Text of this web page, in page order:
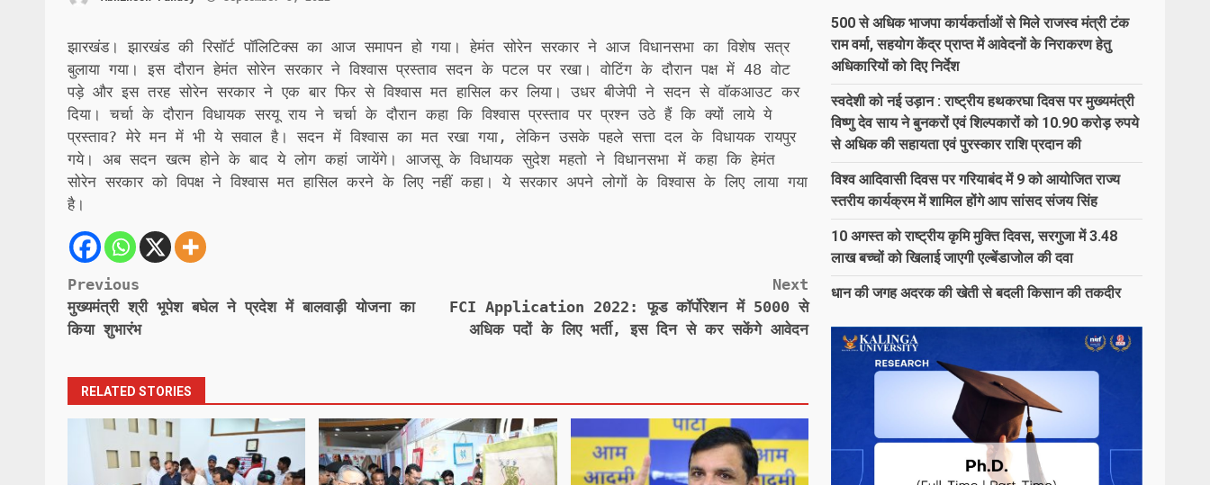
झारखंड। झारखंड की रिसॉर्ट पॉलिटिक्स का आज समापन हो गया। हेमंत सोरेन सरकार ने आज विधानसभा का विशेष सत्र
बुलाया गया। इस दौरान हेमंत सोरेन सरकार ने विश्वास प्रस्ताव सदन के पटल पर रखा। वोटिंग के दौरान पक्ष में 48 वोट
पड़े और इस तरह सोरेन सरकार ने एक बार फिर से विश्वास मत हासिल कर लिया। उधर बीजेपी ने सदन से वॉकआउट कर
दिया। चर्चा के दौरान विधायक सरयू राय ने चर्चा के दौरान कहा कि विश्वास प्रस्ताव पर प्रश्न उठे हैं कि क्यों लाये ये
प्रस्ताव? मेरे मन में भी ये सवाल है। सदन में विश्वास का मत रखा गया, लेकिन उसके पहले सत्ता दल के विधायक रायपुर
गये। अब सदन खत्म होने के बाद ये लोग कहां जायेंगे। आजसू के विधायक सुदेश महतो ने विधानसभा में कहा कि हेमंत
सोरेन सरकार को विपक्ष ने विश्वास मत हासिल करने के लिए नहीं कहा। ये सरकार अपने लोगों के विश्वास के लिए लाया गया
है।
Post
navigation
Previous
मुख्यमंत्री श्री भूपेश बघेल ने प्रदेश में बालवाड़ी योजना का
किया शुभारंभ
Next
FCI Application 2022: फूड कॉर्पोरेशन में 5000 से
अधिक पदों के लिए भर्ती, इस दिन से कर सकेंगे आवेदन
RELATED STORIES
500 से अधिक भाजपा कार्यकर्ताओं से मिले राजस्व मंत्री टंक
राम वर्मा, सहयोग केंद्र प्राप्त में आवेदनों के निराकरण हेतु
अधिकारियों को दिए निर्देश
स्वदेशी को नई उड़ान : राष्ट्रीय हथकरघा दिवस पर मुख्यमंत्री
विष्णु देव साय ने बुनकरों एवं शिल्पकारों को 10.90 करोड़ रुपये
से अधिक की सहायता एवं पुरस्कार राशि प्रदान की
विश्व आदिवासी दिवस पर गरियाबंद में 9 को आयोजित राज्य
स्तरीय कार्यक्रम में शामिल होंगे आप सांसद संजय सिंह
10 अगस्त को राष्ट्रीय कृमि मुक्ति दिवस, सरगुजा में 3.48
लाख बच्चों को खिलाई जाएगी एल्बेंडाजोल की दवा
धान की जगह अदरक की खेती से बदली किसान की तकदीर